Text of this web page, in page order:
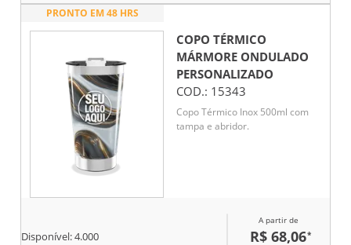
PRONTO EM 48 HRS
COPO TÉRMICO
MÁRMORE ONDULADO
PERSONALIZADO
COD.: 15343
Copo Térmico Inox 500ml com
tampa e abridor.
Disponível:4.000
A partir de
R$ 68,06*